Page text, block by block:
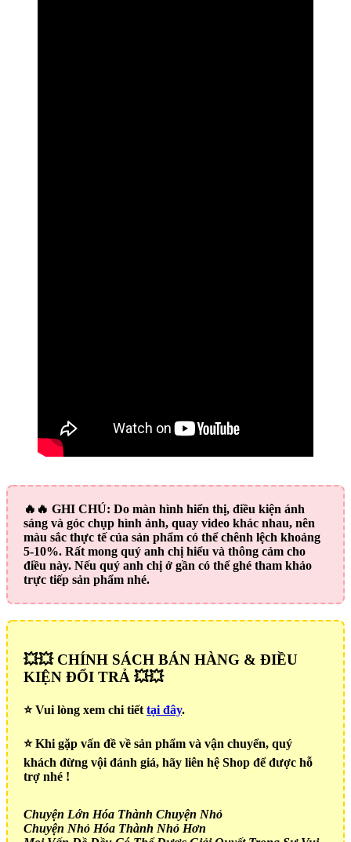
🔥🔥 GHI CHÚ: Do màn hình hiển thị, điều kiện ánh
sáng và góc chụp hình ảnh, quay video khác nhau, nên
màu sắc thực tế của sản phẩm có thể chênh lệch khoảng
5-10%. Rất mong quý anh chị hiểu và thông cảm cho
điều này. Nếu quý anh chị ở gần có thể ghé tham khảo
trực tiếp sản phẩm nhé.
💥💥 CHÍNH SÁCH BÁN HÀNG & ĐIỀU
KIỆN ĐỔI TRẢ 💥💥
⭐️ Vui lòng xem chi tiết tại đây.
⭐️ Khi gặp vấn đề về sản phẩm và vận chuyển, quý
khách đừng vội đánh giá, hãy liên hệ Shop để được hỗ
trợ nhé !
Chuyện Lớn Hóa Thành Chuyện Nhỏ
Chuyện Nhỏ Hóa Thành Nhỏ Hơn